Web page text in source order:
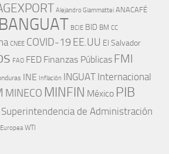
Alejandro Giammattei ANACAFÉ
BANGUAT BCIE BID BM CC
CNEE COVID-19 EE.UU El Salvador
FAO FED Finanzas Públicas FMI
INE Inflación INGUAT Internacional
MINECO MINFIN México PIB
Superintendencia de Administración
WTI